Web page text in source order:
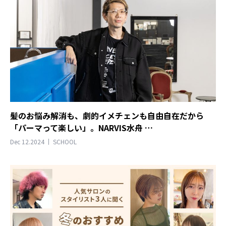
髪のお悩み解消も、劇的イメチェンも自由自在だから
「パーマって楽しい」。NARVIS水舟 …
Dec 12.2024 SCHOOL